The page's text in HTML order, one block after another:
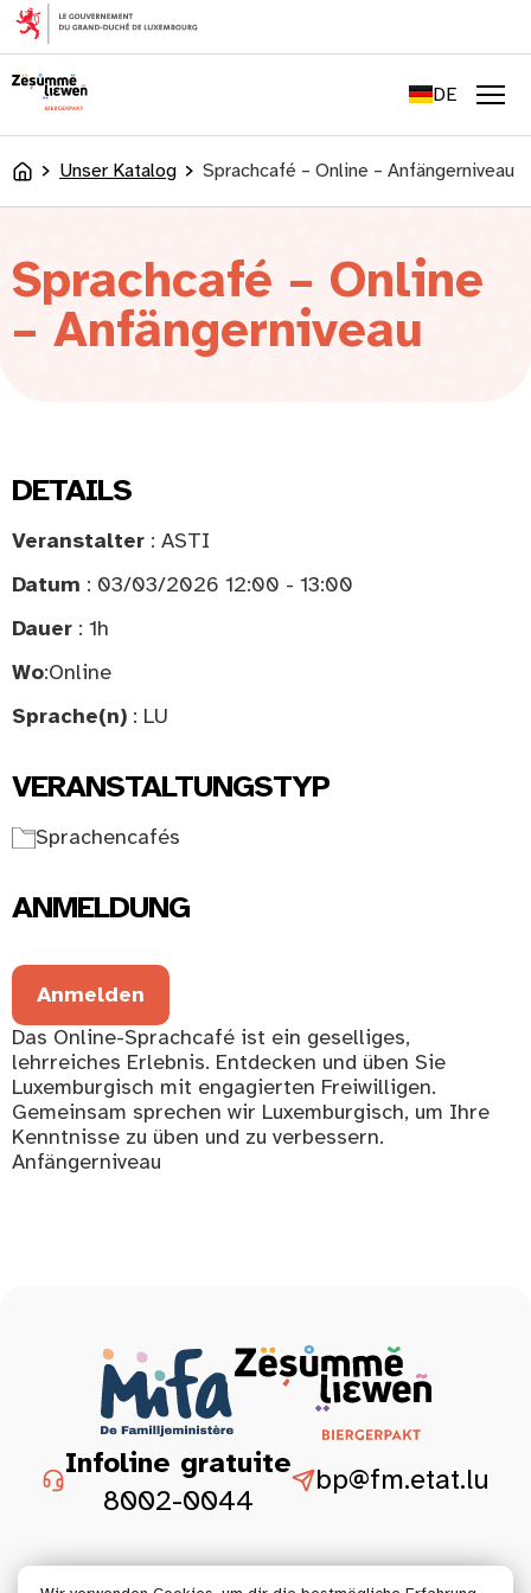
springen
DE
LU
AccueilUnser Katalog Sprachcafé – Online – Anfängerniveau
Sprachcafé – Online
– Anfängerniveau
DETAILS
Veranstalter : ASTI
Datum : 03/03/2026 12:00 - 13:00
Dauer : 1h
Wo:Online
Sprache(n) : LU
VERANSTALTUNGSTYP
Sprachencafés
ANMELDUNG
Anmelden
Das Online-Sprachcafé ist ein geselliges,
lehrreiches Erlebnis. Entdecken und üben Sie
Luxemburgisch mit engagierten Freiwilligen.
Gemeinsam sprechen wir Luxemburgisch, um Ihre
Kenntnisse zu üben und zu verbessern.
Anfängerniveau
Infoline gratuite
8002-0044
bp@fm.etat.lu